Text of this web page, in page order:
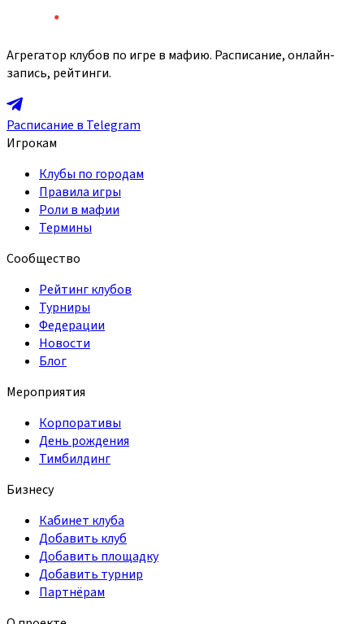
Агрегатор клубов по игре в мафию. Расписание, онлайн-
запись, рейтинги.
Расписание в Telegram
Игрокам
Клубы по городам
Правила игры
Роли в мафии
Термины
Сообщество
Рейтинг клубов
Турниры
Федерации
Новости
Блог
Мероприятия
Корпоративы
День рождения
Тимбилдинг
Бизнесу
Кабинет клуба
Добавить клуб
Добавить площадку
Добавить турнир
Партнёрам